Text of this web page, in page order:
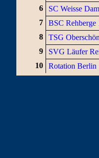
6
SC Weisse
7
BSC Rehberge
8
TSG
9
SVG Läufer
10
Rotation Berlin